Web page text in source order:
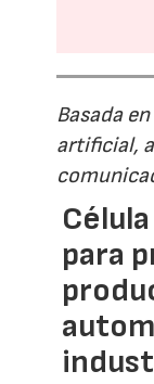
Basada
artificial,
para